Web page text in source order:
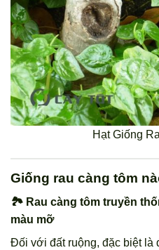
Hạt Giống
Giống rau càng tôm
🏞️ Rau càng tôm truyền
màu mỡ
Đối với đất ruộng, đặc biệt là